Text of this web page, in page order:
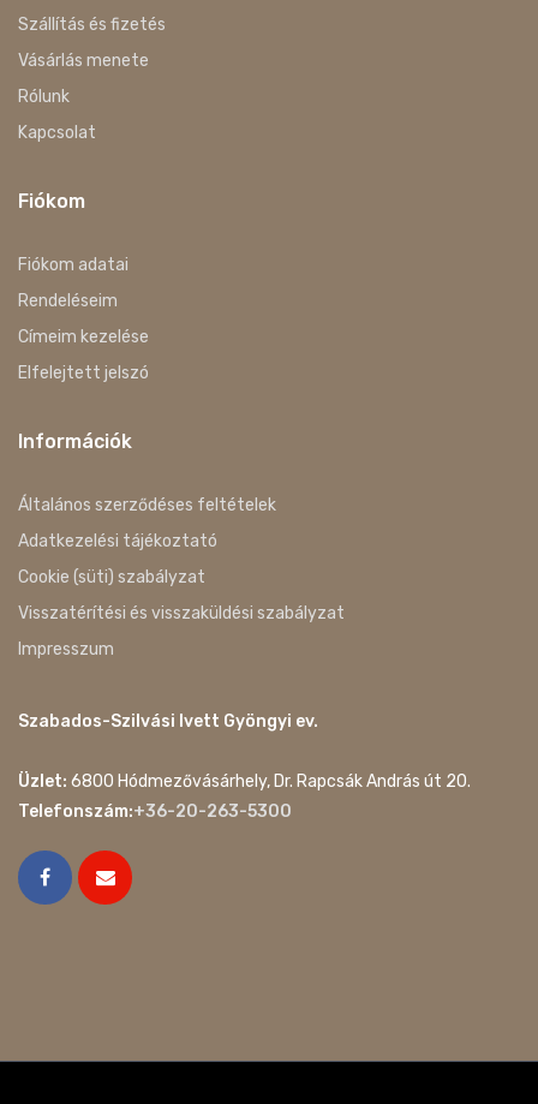
Szállítás és fizetés
Vásárlás menete
Rólunk
Kapcsolat
Fiókom
Fiókom adatai
Rendeléseim
Címeim kezelése
Elfelejtett jelszó
Információk
Általános szerződéses feltételek
Adatkezelési tájékoztató
Cookie (süti) szabályzat
Visszatérítési és visszaküldési szabályzat
Impresszum
Szabados-Szilvási Ivett Gyöngyi ev.
Üzlet: 6800 Hódmezővásárhely, Dr. Rapcsák András út 20.
Telefonszám:+36-20-263-5300